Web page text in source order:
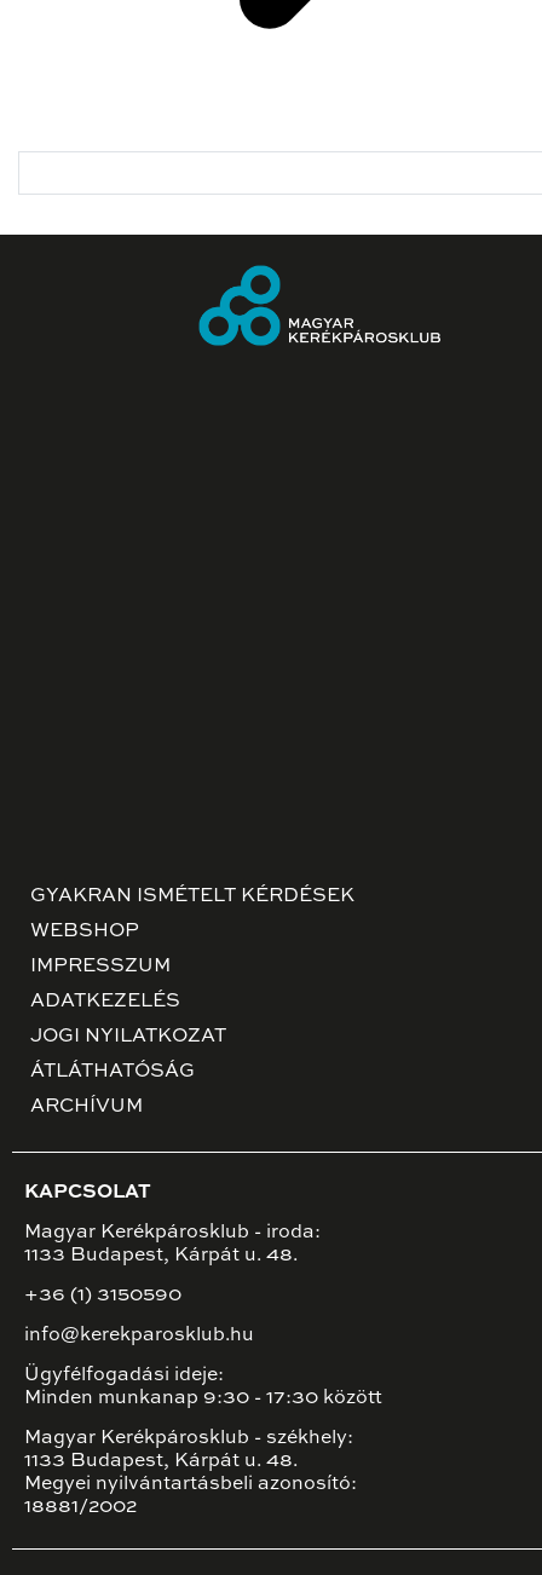
GYAKRAN ISMÉTELT KÉRDÉSEK
WEBSHOP
IMPRESSZUM
ADATKEZELÉS
JOGI NYILATKOZAT
ÁTLÁTHATÓSÁG
ARCHÍVUM
KAPCSOLAT
Magyar Kerékpárosklub - iroda:
1133 Budapest, Kárpát u. 48.
+36 (1) 3150590
info@kerekparosklub.hu
Ügyfélfogadási ideje:
Minden munkanap 9:30 - 17:30 között
Magyar Kerékpárosklub - székhely:
1133 Budapest, Kárpát u. 48.
Megyei nyilvántartásbeli azonosító:
18881/2002